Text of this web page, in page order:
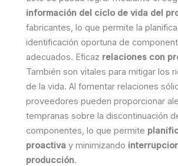
información del ciclo de vida del
fabricantes, lo que permite la
identificación oportuna de
adecuados. Eficaz relaciones con
También son vitales para mitigar los
de la vida. Al fomentar relaciones
proveedores pueden proporcionar
tempranas sobre la discontinuación
componentes, lo que permite
proactiva y minimizando
producción.